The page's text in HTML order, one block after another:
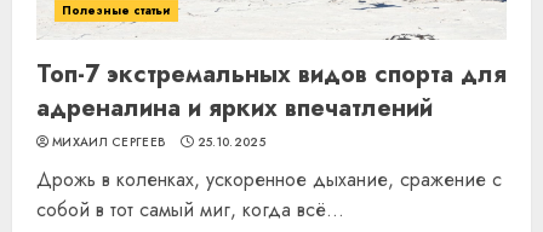
Полезные статьи
Топ-7 экстремальных видов спорта для
адреналина и ярких впечатлений
МИХАИЛ СЕРГЕЕВ 25.10.2025
Дрожь в коленках, ускоренное дыхание, сражение с
собой в тот самый миг, когда всё...